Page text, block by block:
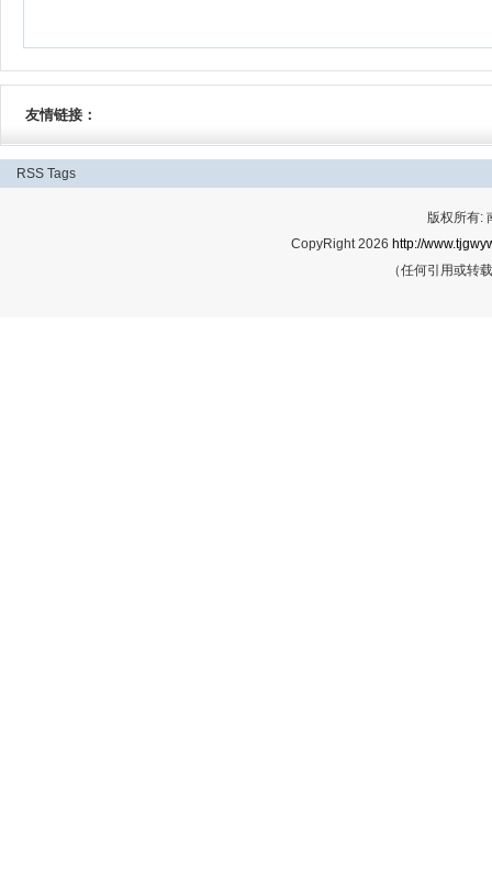
友情链接：
RSS Tags
版权所有:
CopyRight 2026 http://
（任何引用或转